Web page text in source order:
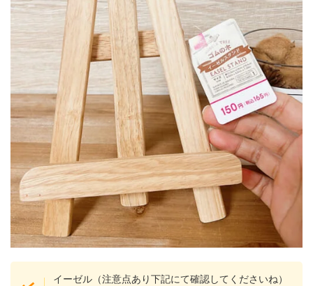
イーゼル（注意点あり下記にて確認してくださいね）